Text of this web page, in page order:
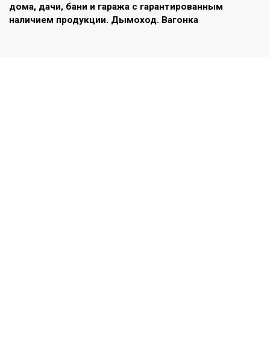
дома, дачи, бани и гаража с гарантированным
наличием продукции. Дымоход. Вагонка